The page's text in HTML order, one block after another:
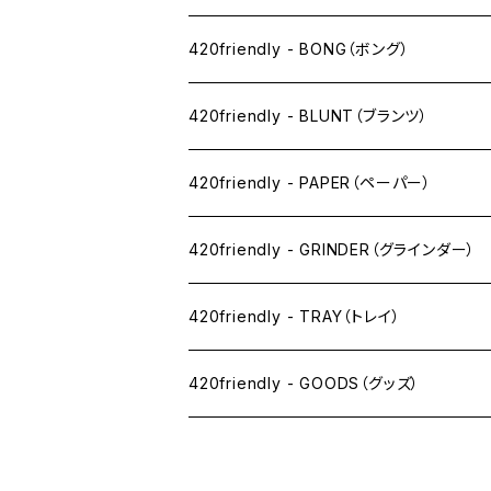
ニコパフ系
ドライ系
ワックス系
420friendly - BONG（ボング）
420friendly - BLUNT（ブランツ）
420friendly - PAPER（ペーパー）
SW(シングルワイド）サイズ
1 1/4サイズ
キングサイズスリム
420friendly - GRINDER（グラインダー）
420friendly - TRAY（トレイ）
420friendly - GOODS（グッズ）